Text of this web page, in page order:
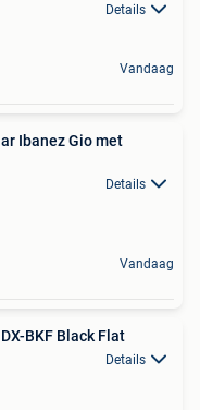
Details
Vandaag
Ibanez Gio met
Details
Vandaag
BKF Black Flat
Details